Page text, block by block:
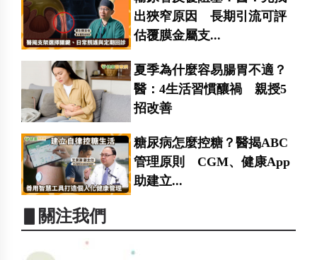
出狹窄原因 長期引流可評
估覆膜金屬支...
夏季為什麼容易腸胃不適？
醫：4生活習慣釀禍 親授5
招改善
糖尿病怎麼控糖？醫揭ABC
管理原則 CGM、健康App
助建立...
▋關注我們